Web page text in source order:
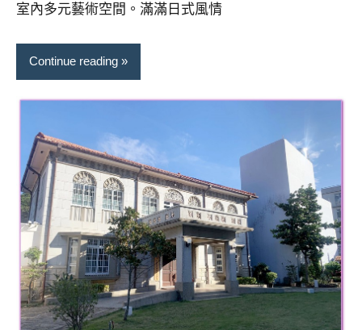
學
客
及
旅
遊
誌
專
欄、
觀
室內多元藝術空間。滿滿日式風情
Continue reading